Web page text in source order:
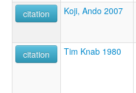
citation
Koji, Ando 2007
citation
Tim Knab 1980